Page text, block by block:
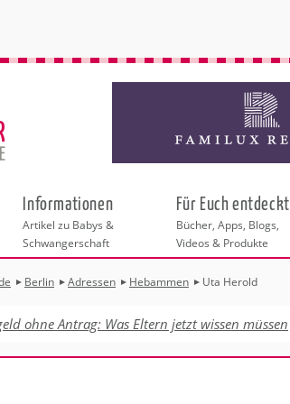
Hebammen
Geburtshäuser
Frauenärzte
Checklisten
Beratungsstellen
Kinderwunschzentren Berlin
Schwangerschaftskurse
Erste Hilfe & Beratung
Rückbildung
Shopping
Wellness & Gesundheit
Fotografie & Dienstleistungen
Informationen
Artikel zu Babys &
Schwangerschaft
Für Euch entdeckt
Bücher, Apps, Blogs,
Videos & Produkte
Berlin Adressen Hebammen Uta Herold
ohne Antrag: Was Eltern jetzt wissen müssen